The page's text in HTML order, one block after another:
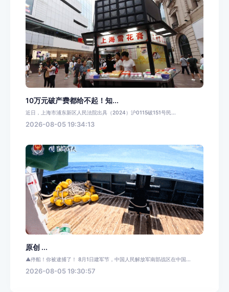
10万元破产费都给不起！知...
近日，上海市浦东新区人民法院出具（2024）沪0115破151号民...
2026-08-05 19:34:13
原创 ...
▲停船！你被逮捕了！ 8月1日建军节，中国人民解放军南部战区在中国...
2026-08-05 19:30:57